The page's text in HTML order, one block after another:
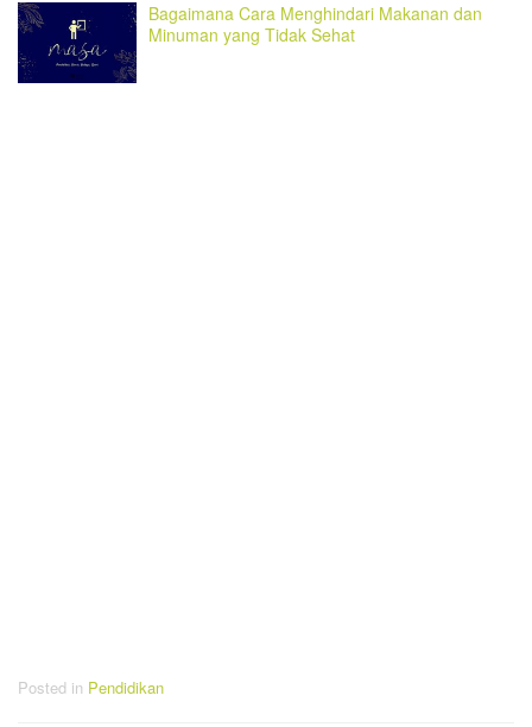
Bagaimana Cara Menghindari Makanan dan
Minuman yang Tidak Sehat
Posted in Pendidikan